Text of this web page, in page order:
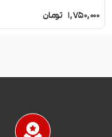
1,750,000 تومان